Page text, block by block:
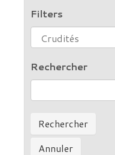
Filters
Rechercher